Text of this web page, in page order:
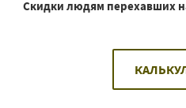
Скидки людям перехавших